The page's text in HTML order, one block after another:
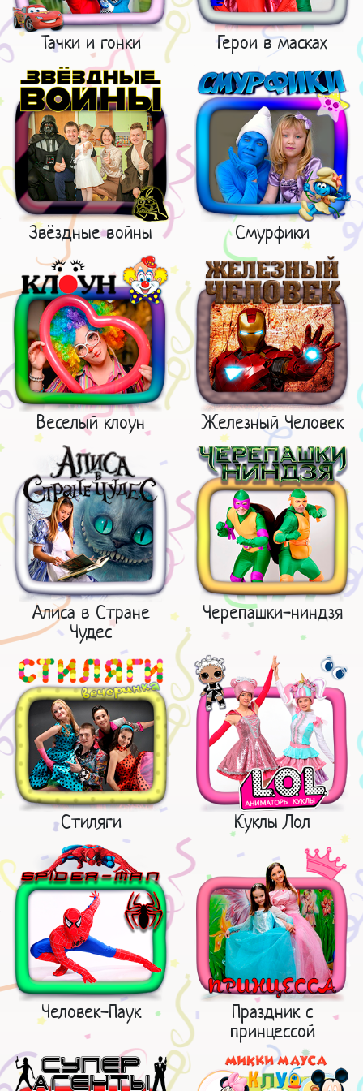
Тачки и гонки Герои в масках
Звёздные войны Смурфики
Веселый клоун Железный Человек
Алиса в Стране
Чудес
Черепашки-ниндзя
Стиляги Куклы Лол
Человек-Паук
Праздник с
принцессой